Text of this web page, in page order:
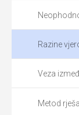
Razine
Veza
Metod